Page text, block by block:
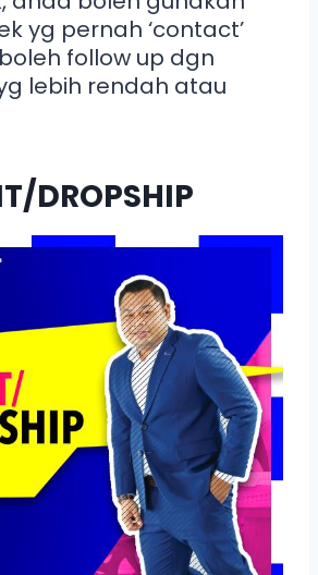
yg pernah ‘contact’
follow up dgn
lebih rendah atau
DROPSHIP